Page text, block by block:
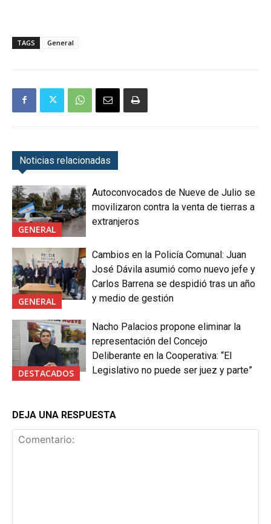
TAGS General
Noticias relacionadas
GENERAL
Autoconvocados de Nueve de Julio se
movilizaron contra la venta de tierras a
extranjeros
GENERAL
Cambios en la Policía Comunal: Juan
José Dávila asumió como nuevo jefe y
Carlos Barrena se despidió tras un año
y medio de gestión
DESTACADOS
Nacho Palacios propone eliminar la
representación del Concejo
Deliberante en la Cooperativa: “El
Legislativo no puede ser juez y parte”
DEJA UNA RESPUESTA